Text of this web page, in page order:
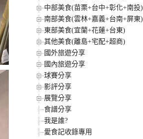
中部美食(苗栗+台中+彰化+南投)
南部美食(雲林+嘉義+台南+屏東)
東部美食(宜蘭+花蓮+台東)
其他美食(離島+宅配+超商)
國外旅遊分享
國內旅遊分享
球賽分享
影評分享
展覽分享
食譜分享
我是誰?
愛食記收錄專用